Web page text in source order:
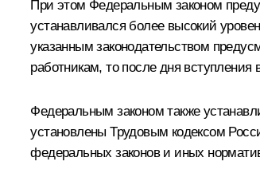
При этом Федеральным законом
устанавливался более высокий
указанным законодательством
работникам, то после дня вступления
Федеральным законом также
установлены Трудовым кодексом
федеральных законов и иных